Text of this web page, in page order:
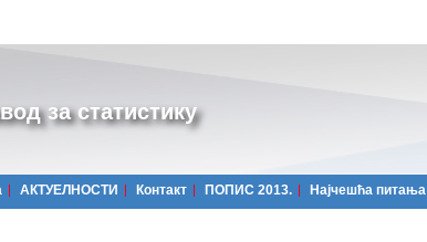
за статистику
АКТУЕЛНОСТИ Контакт ПОПИС 2013. Најчешћa питања